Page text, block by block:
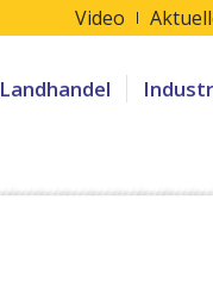
Video
Landhandel